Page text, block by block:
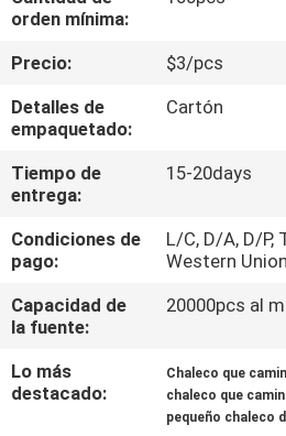
FÁBRICA
EN
CONTACTO
CON
PIDA
UNA
CITA
BLOG/NEWS
orden mínima:
Precio:
$3/pcs
Detalles de
empaquetado:
Cartón
Tiempo de
entrega:
15-20days
Condiciones de
pago:
L/C, D/A, D/P,
Western Union
Capacidad de
la fuente:
20000pcs al
Lo más
destacado:
Chaleco que
chaleco que
pequeño chaleco